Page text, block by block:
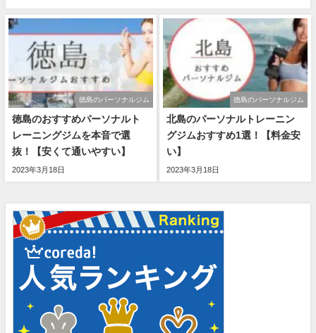
徳島のパーソナルジム
徳島のおすすめパーソナルト
レーニングジムを本音で選
抜！【安くて通いやすい】
2023年3月18日
徳島のパーソナルジム
北島のパーソナルトレーニン
グジムおすすめ1選！【料金安
い】
2023年3月18日